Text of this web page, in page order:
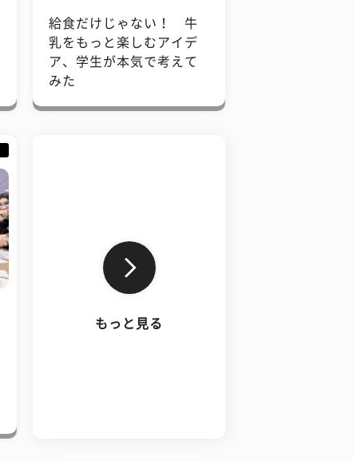
給食だけじゃない！ 牛
乳をもっと楽しむアイデ
ア、学生が本気で考えて
みた
もっと見る